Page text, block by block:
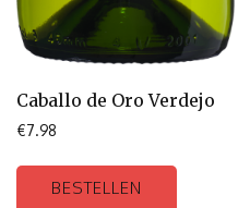
Caballo de Oro Verdejo
€7.98
BESTELLEN